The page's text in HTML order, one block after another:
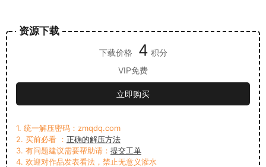
资源下载
下载价格 4 积分
VIP免费
立即购买
1. 统一解压密码：zmqdq.com
2. 买前必看 ： 正确的解压方法
3. 有问题建议需要帮助请： 提交工单
4. 欢迎对作品发表看法，禁止无意义灌水